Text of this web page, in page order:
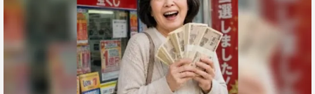
ンの心の旅を歌い上げている。
この度、解禁されたのは、つばめと亨の初々しさ溢れる本
編映像。ある事故で入院をしている亨のもとへお見舞いに
行こうと準備を始める、つばめ。制服から着替え、結った